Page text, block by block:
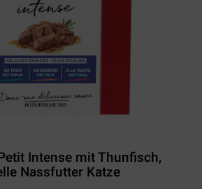
Intense mit Thunfisch,
Nassfutter Katze